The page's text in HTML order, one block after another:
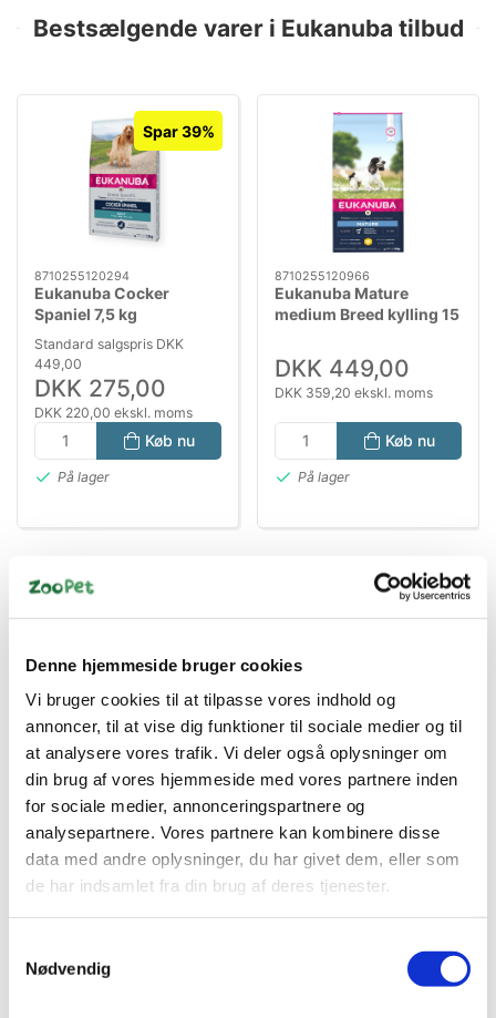
Denne hjemmeside bruger cookies
Vi bruger cookies til at tilpasse vores indhold og
annoncer, til at vise dig funktioner til sociale medier og til
at analysere vores trafik. Vi deler også oplysninger om
din brug af vores hjemmeside med vores partnere inden
for sociale medier, annonceringspartnere og
analysepartnere. Vores partnere kan kombinere disse
data med andre oplysninger, du har givet dem, eller som
de har indsamlet fra din brug af deres tjenester.
Nødvendig
Bestsælgende varer i Eukanuba tilbud
Spar 39%
8710255120294
Eukanuba Cocker
Spaniel 7,5 kg
Standard salgspris DKK
449,00
DKK 275,00
DKK 220,00 ekskl. moms
Køb nu
På lager
8710255120966
Eukanuba Mature
medium Breed kylling 15
DKK 449,00
DKK 359,20 ekskl. moms
Køb nu
På lager
Information Specifikationer
Mature medium breed L-carnitin til at hjælpe med at holde
idealvægtenSpecialblanding af fibre, bl.a. kostfibre (FOS)
og roetrævler til at fremme sund fordøjelseNaturlige kilder
til omega-6 & 3 til sund hud og pelsGlucosamin til at
opretholde sunde led & calcium til at hjælpe med at
opretholde stærke knoglerAntioxidant (E- og C-vitamin) til
FODERPILLER MED DENTADEFENSE-TANDTEKNOLOGI
TIL AT HJÆLPE MED AT HOLDE TÆNDERNE RENE OG